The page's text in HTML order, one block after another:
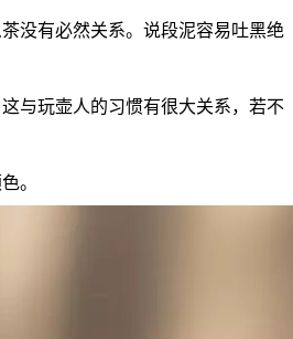
没有必然关系。说段泥容易吐黑绝
与玩壶人的习惯有很大关系，若不
。